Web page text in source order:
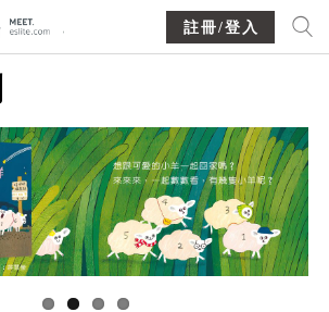
註冊/登入